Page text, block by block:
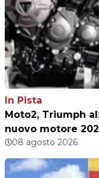
In Pista
Moto2, Triumph
nuovo motore
08 agosto 2026